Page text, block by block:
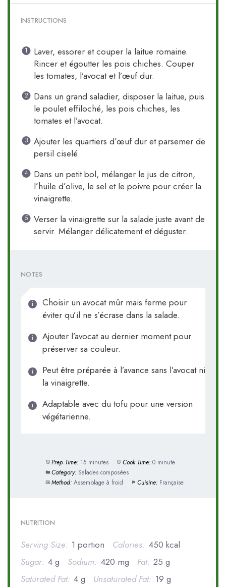
INSTRUCTIONS
Laver, essorer et couper la laitue romaine.
Rincer et égoutter les pois chiches. Couper
les tomates, l’avocat et l’œuf dur.
Dans un grand saladier, disposer la laitue, puis
le poulet effiloché, les pois chiches, les
tomates et l’avocat.
Ajouter les quartiers d’œuf dur et parsemer de
persil ciselé.
Dans un petit bol, mélanger le jus de citron,
l’huile d’olive, le sel et le poivre pour créer la
vinaigrette.
Verser la vinaigrette sur la salade juste avant de
servir. Mélanger délicatement et déguster.
NOTES
Choisir un avocat mûr mais ferme pour
éviter qu’il ne s’écrase dans la salade.
Ajouter l’avocat au dernier moment pour
préserver sa couleur.
Peut être préparée à l’avance sans l’avocat ni
la vinaigrette.
Adaptable avec du tofu pour une version
végétarienne.
Prep Time: 15 minutes Cook Time: 0 minute
Category: Salades composées
Method: Assemblage à froid Cuisine: Française
NUTRITION
Serving Size: 1 portion Calories: 450 kcal
Sugar: 4 g Sodium: 420 mg Fat: 25 g
Saturated Fat: 4 g Unsaturated Fat: 19 g